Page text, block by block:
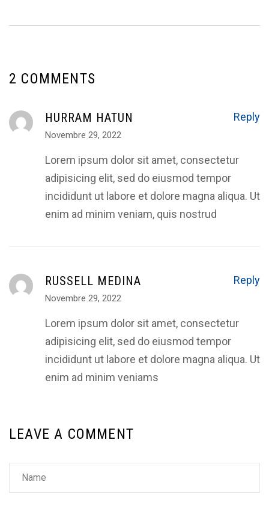
2 COMMENTS
HURRAM HATUN
Novembre 29, 2022
Reply
Lorem ipsum dolor sit amet, consectetur
adipisicing elit, sed do eiusmod tempor
incididunt ut labore et dolore magna aliqua. Ut
enim ad minim veniam, quis nostrud
RUSSELL MEDINA
Novembre 29, 2022
Reply
Lorem ipsum dolor sit amet, consectetur
adipisicing elit, sed do eiusmod tempor
incididunt ut labore et dolore magna aliqua. Ut
enim ad minim veniams
LEAVE A COMMENT